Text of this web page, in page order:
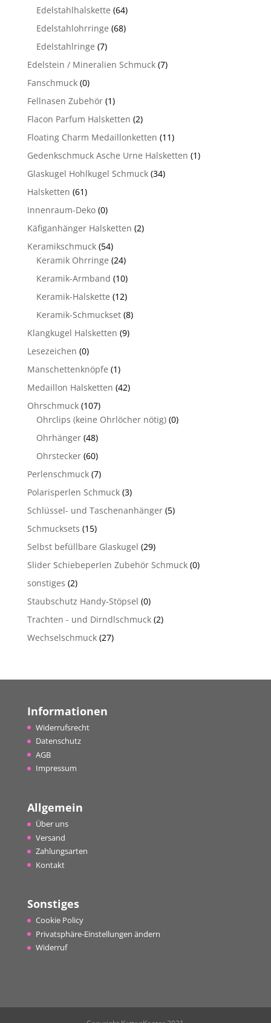
Edelstahlhalskette (64)
Edelstahlohrringe (68)
Edelstahlringe (7)
Edelstein / Mineralien Schmuck (7)
Fanschmuck (0)
Fellnasen Zubehör (1)
Flacon Parfum Halsketten (2)
Floating Charm Medaillonketten (11)
Gedenkschmuck Asche Urne Halsketten (1)
Glaskugel Hohlkugel Schmuck (34)
Halsketten (61)
Innenraum-Deko (0)
Käfiganhänger Halsketten (2)
Keramikschmuck (54)
Keramik Ohrringe (24)
Keramik-Armband (10)
Keramik-Halskette (12)
Keramik-Schmuckset (8)
Klangkugel Halsketten (9)
Lesezeichen (0)
Manschettenknöpfe (1)
Medaillon Halsketten (42)
Ohrschmuck (107)
Ohrclips (keine Ohrlöcher nötig) (0)
Ohrhänger (48)
Ohrstecker (60)
Perlenschmuck (7)
Polarisperlen Schmuck (3)
Schlüssel- und Taschenanhänger (5)
Schmucksets (15)
Selbst befüllbare Glaskugel (29)
Slider Schiebeperlen Zubehör Schmuck (0)
sonstiges (2)
Staubschutz Handy-Stöpsel (0)
Trachten - und Dirndlschmuck (2)
Wechselschmuck (27)
Informationen
Widerrufsrecht
Datenschutz
AGB
Impressum
Allgemein
Über uns
Versand
Zahlungsarten
Kontakt
Sonstiges
Cookie Policy
Privatsphäre-Einstellungen ändern
Widerruf